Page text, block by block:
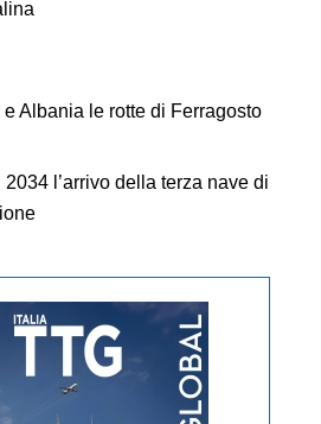
Albania le rotte di Ferragosto
l’arrivo della terza nave di